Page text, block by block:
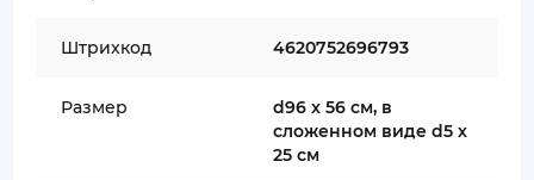
Штрихкод 4620752696793
Размер
d96 x 56 см, в
сложенном виде d5 х
25 см